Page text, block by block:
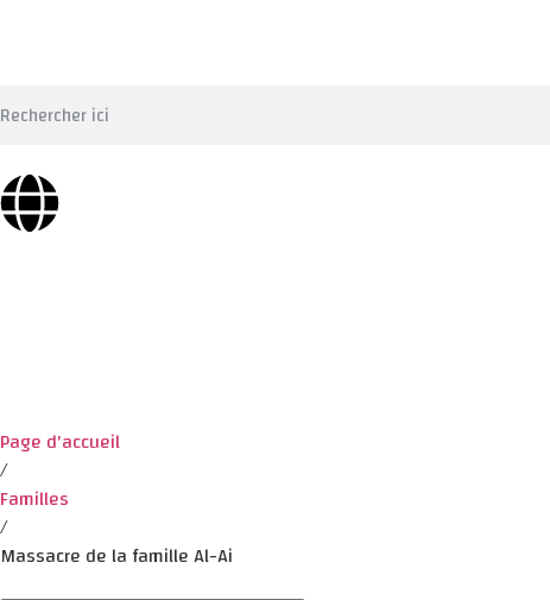
Page d'accueil
/
Familles
/
Massacre de la famille Al-Ai